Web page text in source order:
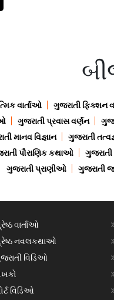
વાર્તાઓ ગુજરાતી ફિક્શન
ગુજરાતી પ્રવાસ વર્ણન
માનવ વિજ્ઞાન ગુજરાતી
પૌરાણિક કથાઓ
ગુજરાતી પ્રાણીઓ
ગુજરાતી
વાર્તાઓ
નવલકથાઓ
વિડિઓ
વિડિઓ